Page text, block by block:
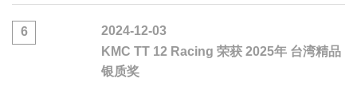
6
2024-12-03
KMC TT 12 Racing 荣获 2025年 台湾精品
银质奖